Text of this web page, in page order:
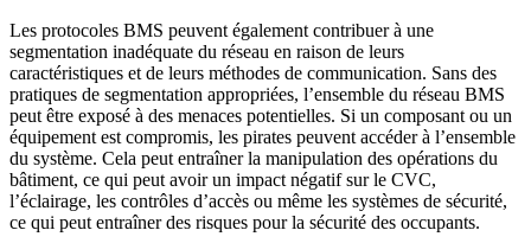
Les protocoles BMS peuvent également contribuer à une
segmentation inadéquate du réseau en raison de leurs
caractéristiques et de leurs méthodes de communication. Sans des
pratiques de segmentation appropriées, l’ensemble du réseau BMS
peut être exposé à des menaces potentielles. Si un composant ou un
équipement est compromis, les pirates peuvent accéder à l’ensemble
du système. Cela peut entraîner la manipulation des opérations du
bâtiment, ce qui peut avoir un impact négatif sur le CVC,
l’éclairage, les contrôles d’accès ou même les systèmes de sécurité,
ce qui peut entraîner des risques pour la sécurité des occupants.